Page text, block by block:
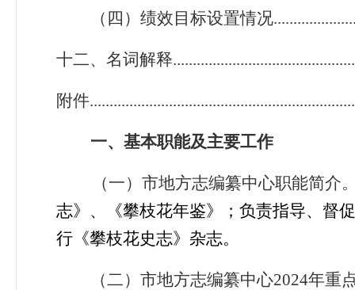
（四）绩效目标设置情况
十二、名词解释
附件
一、基本职能及主要工作
（一）市地方志编纂中心职能简介
志》、《攀枝花年鉴》；负责指导、督
行《攀枝花史志》杂志。
（二）市地方志编纂中心2024年重